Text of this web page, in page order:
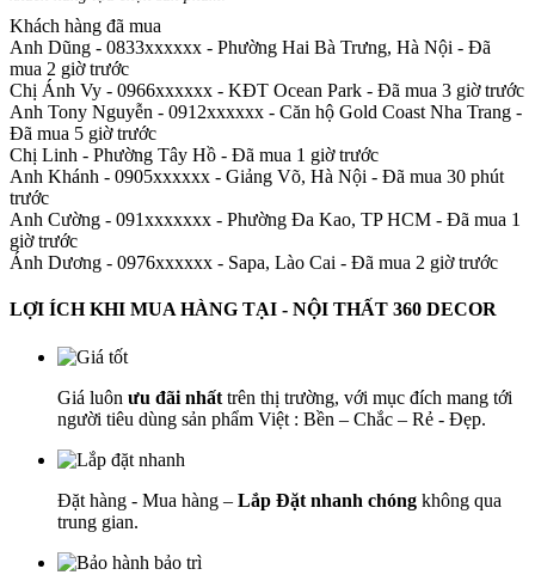
Khách hàng đã mua
Anh Dũng - 0833xxxxxx - Phường Hai Bà Trưng, Hà Nội - Đã
mua 2 giờ trước
Chị Ánh Vy - 0966xxxxxx - KĐT Ocean Park - Đã mua 3 giờ trước
Anh Tony Nguyễn - 0912xxxxxx - Căn hộ Gold Coast Nha Trang -
Đã mua 5 giờ trước
Chị Linh - Phường Tây Hồ - Đã mua 1 giờ trước
Anh Khánh - 0905xxxxxx - Giảng Võ, Hà Nội - Đã mua 30 phút
trước
Anh Cường - 091xxxxxxx - Phường Đa Kao, TP HCM - Đã mua 1
giờ trước
Ánh Dương - 0976xxxxxx - Sapa, Lào Cai - Đã mua 2 giờ trước
LỢI ÍCH KHI MUA HÀNG TẠI - NỘI THẤT 360 DECOR
Giá luôn ưu đãi nhất trên thị trường, với mục đích mang tới
người tiêu dùng sản phẩm Việt : Bền – Chắc – Rẻ - Đẹp.
Đặt hàng - Mua hàng – Lắp Đặt nhanh chóng không qua
trung gian.